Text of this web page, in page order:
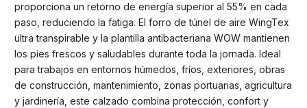
proporciona un retorno de energía superior al 55% en cada
paso, reduciendo la fatiga. El forro de túnel de aire WingTex
ultra transpirable y la plantilla antibacteriana WOW mantienen
los pies frescos y saludables durante toda la jornada. Ideal
para trabajos en entornos húmedos, fríos, exteriores, obras
de construcción, mantenimiento, zonas portuarias, agricultura
y jardinería, este calzado combina protección, confort y